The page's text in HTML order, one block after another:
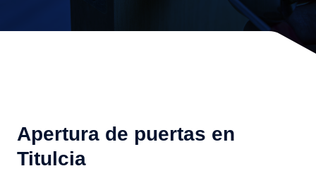
Apertura de puertas en
Titulcia